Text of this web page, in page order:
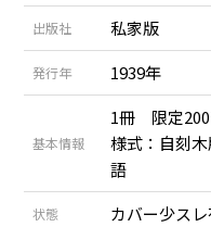
出版社 私家版
発行年 1939年
基本情報
1冊 限定
様式：自刻
語
状態 カバー少ス